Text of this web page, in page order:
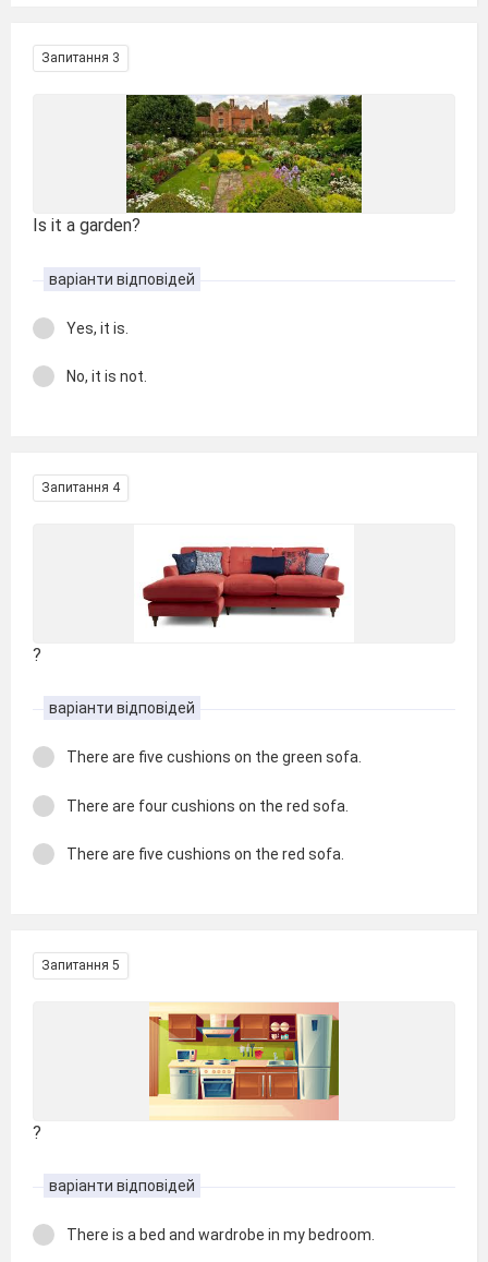
Запитання 3
Is it a garden?
варіанти відповідей
Yes, it is.
No, it is not.
Запитання 4
?
варіанти відповідей
There are five cushions on the green sofa.
There are four cushions on the red sofa.
There are five cushions on the red sofa.
Запитання 5
?
варіанти відповідей
There is a bed and wardrobe in my bedroom.